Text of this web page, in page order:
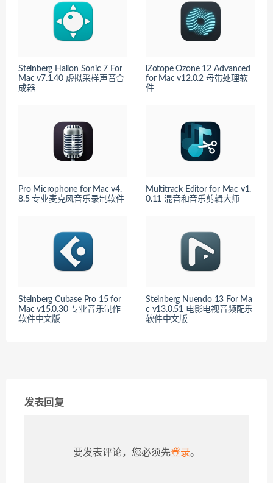
Steinberg Halion Sonic 7 For
Mac v7.1.40 虚拟采样声音合
成器
iZotope Ozone 12 Advanced
for Mac v12.0.2 母带处理软
件
Pro Microphone for Mac v4.
8.5 专业麦克风音乐录制软件
Multitrack Editor for Mac v1.
0.11 混音和音乐剪辑大师
Steinberg Cubase Pro 15 for
Mac v15.0.30 专业音乐制作
软件中文版
Steinberg Nuendo 13 For Ma
c v13.0.51 电影电视音频配乐
软件中文版
发表回复
要发表评论，您必须先登录。